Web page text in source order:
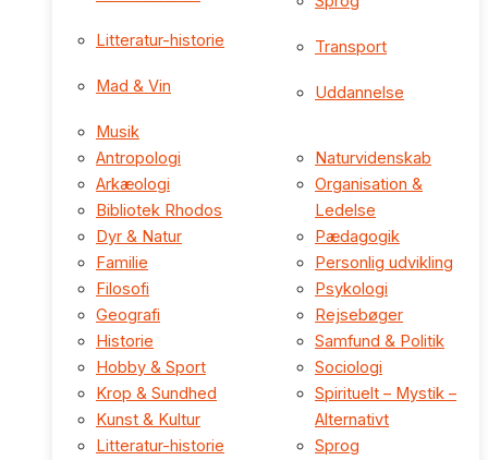
Litteratur-historie
Mad & Vin
Musik
Transport
Uddannelse
Antropologi
Arkæologi
Bibliotek Rhodos
Dyr & Natur
Familie
Filosofi
Geografi
Historie
Hobby & Sport
Krop & Sundhed
Kunst & Kultur
Litteratur-historie
Naturvidenskab
Organisation &
Ledelse
Pædagogik
Personlig udvikling
Psykologi
Rejsebøger
Samfund & Politik
Sociologi
Spirituelt – Mystik –
Alternativt
Sprog